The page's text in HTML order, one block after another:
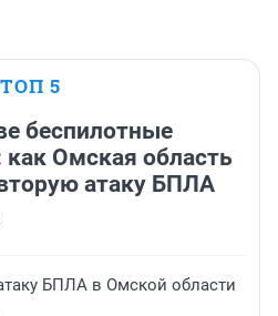
ТОП 5
беспилотные
как Омская область
атаку БПЛА
БПЛА в Омской области